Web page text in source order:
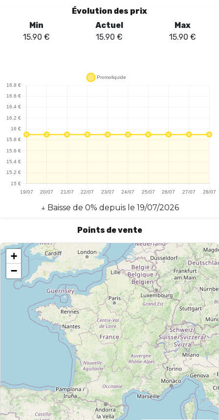
recharges fréquentes. La présence de sels de nicotine à 1 ou 2 %
quête d'une nicotine efficace. La batterie de 650 mAh,
rechargeable via USB-C, garantit une autonomie suffisante pour
flexibilité appréciable, permettant d'ajuster l'intensité selon les
préférences personnelles. Le goût de Dragon Strawberry Ice est
d'une expérience riche et durable.
Évolution des prix
Min
15.90 €
Actuel
15.90 €
Max
15.90 €
↓ Baisse de 0% depuis le 19/07/2026
Points de vente
+
−